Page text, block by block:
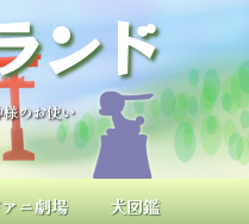
ンド
のお使い
ニ劇場 犬図鑑